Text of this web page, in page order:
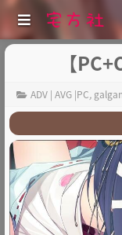
【
ADV | AVG |PC,
1.故事简介：
2.其他